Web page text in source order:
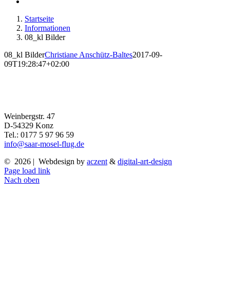
Startseite
Informationen
08_kl Bilder
08_kl BilderChristiane Anschütz-Baltes2017-09-
09T19:28:47+02:00
Weinbergstr. 47
D-54329 Konz
Tel.: 0177 5 97 96 59
info@saar-mosel-flug.de
© 2026 | Webdesign by aczent & digital-art-design
Page load link
Nach oben